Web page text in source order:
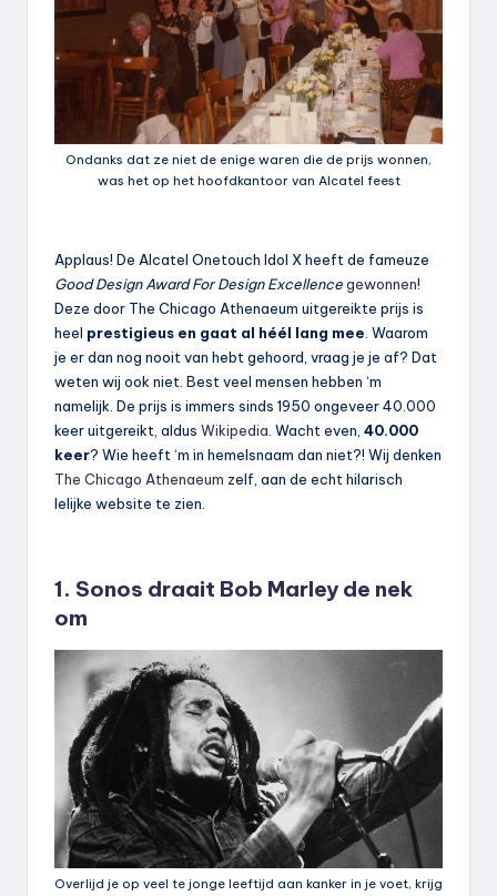
Ondanks dat ze niet de enige waren die de prijs wonnen,
was het op het hoofdkantoor van Alcatel feest
Applaus! De Alcatel Onetouch Idol X heeft de fameuze
Good Design Award For Design Excellencegewonnen!
Deze door The Chicago Athenaeum uitgereikte prijs is
heel prestigieus en gaat al héél lang mee. Waarom
je er dan nog nooit van hebt gehoord, vraag je je af? Dat
weten wij ook niet. Best veel mensen hebben ‘m
namelijk. De prijs is immers sinds 1950 ongeveer 40.000
keer uitgereikt, aldus Wikipedia. Wacht even, 40.000
keer? Wie heeft ‘m in hemelsnaam dan niet?! Wij denken
The Chicago Athenaeum zelf, aan de echt hilarisch
lelijke website te zien.
1. Sonos draait Bob Marley de nek
om
Overlijd je op veel te jonge leeftijd aan kanker in je voet, krijg